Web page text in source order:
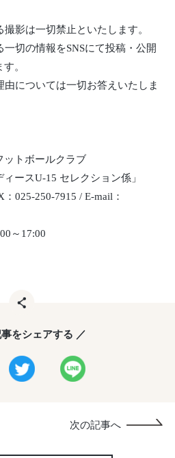
影は一切禁止といたします。
切の情報をSNSにて投稿・公開
。
については一切お答えいたしま
ットボールクラブ
ィースU-15 セレクション係」
025-250-7915 / E-mail：
～17:00
をシェアする ／
次の記事へ